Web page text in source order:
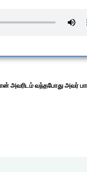
அவரிடம் வந்தபோது அவர்